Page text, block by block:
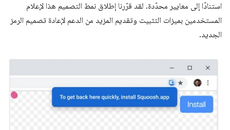
استنادًا إلى معايير محدّدة. لقد قرّرنا إطلاق نمط التصميم هذا لإعلام
المستخدمين بميزات التثبيت وتقديم المزيد من الدعم لإعادة تصميم الرمز
الجديد.